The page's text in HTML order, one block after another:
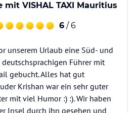
mit VISHAL TAXI Mauritius
6 / 6
unserem Urlaub eine Süd- und
Führer mit
gebucht. Alles hat gut
Krishan war ein sehr guter
mit viel Humor :) :). Wir haben
Insel durch ihn gesehen und